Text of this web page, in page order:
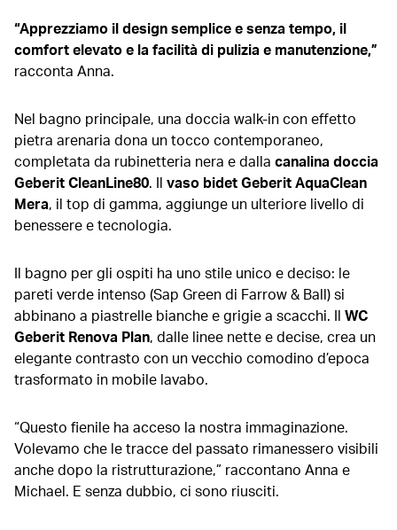
“Apprezziamo il design semplice e senza tempo, il
comfort elevato e la facilità di pulizia e manutenzione,”
racconta Anna.
Nel bagno principale, una doccia walk-in con effetto
pietra arenaria dona un tocco contemporaneo,
completata da rubinetteria nera e dalla canalina doccia
Geberit CleanLine80. Il vaso bidet Geberit AquaClean
Mera, il top di gamma, aggiunge un ulteriore livello di
benessere e tecnologia.
Il bagno per gli ospiti ha uno stile unico e deciso: le
pareti verde intenso (Sap Green di Farrow & Ball) si
abbinano a piastrelle bianche e grigie a scacchi. Il WC
Geberit Renova Plan, dalle linee nette e decise, crea un
elegante contrasto con un vecchio comodino d’epoca
trasformato in mobile lavabo.
“Questo fienile ha acceso la nostra immaginazione.
Volevamo che le tracce del passato rimanessero visibili
anche dopo la ristrutturazione,” raccontano Anna e
Michael. E senza dubbio, ci sono riusciti.